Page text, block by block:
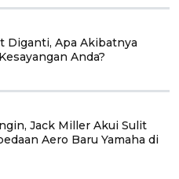
Diganti, Apa Akibatnya
Anda?
Jack Miller Akui Sulit
Aero Baru Yamaha di